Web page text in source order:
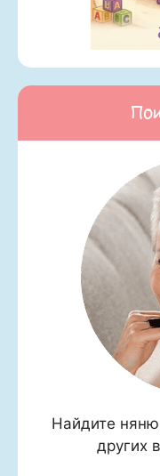
Найдите
других